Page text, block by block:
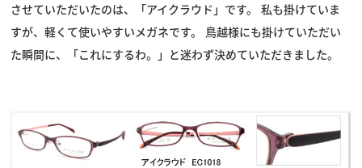
させていただいたのは、「アイクラウド」です。 私も掛けていま
すが、軽くて使いやすいメガネです。 鳥越様にも掛けていただい
た瞬間に、
「これにするわ。」 と迷わず決めていただきました。